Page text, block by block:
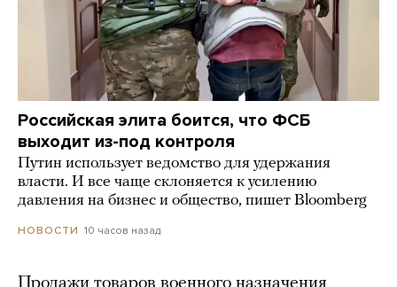
Российская элита боится, что ФСБ
выходит из-под контроля
Путин использует ведомство для удержания
власти. И все чаще склоняется к усилению
давления на бизнес и общество, пишет Bloomberg
НОВОСТИ 10 часов назад